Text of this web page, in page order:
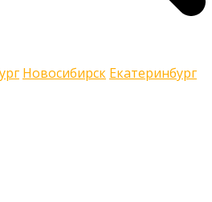
Новосибирск Екатеринбург